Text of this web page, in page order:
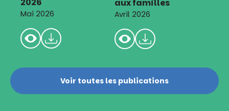
2026
Mai 2026
aux familles
Avril 2026
Voir toutes les publications